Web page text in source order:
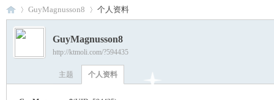
›
GuyMagnusson8 个人资料
GuyMagnusson8
http://ktmoli.com/?594435
主题 个人资料